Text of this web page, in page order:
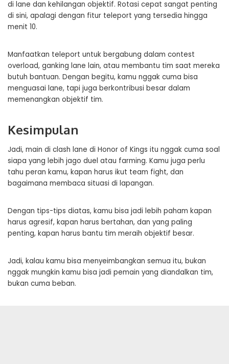
di lane dan kehilangan objektif. Rotasi cepat sangat penting
di sini, apalagi dengan fitur teleport yang tersedia hingga
menit 10.
Manfaatkan teleport untuk bergabung dalam contest
overload, ganking lane lain, atau membantu tim saat mereka
butuh bantuan. Dengan begitu, kamu nggak cuma bisa
menguasai lane, tapi juga berkontribusi besar dalam
memenangkan objektif tim.
Kesimpulan
Jadi, main di clash lane di Honor of Kings itu nggak cuma soal
siapa yang lebih jago duel atau farming. Kamu juga perlu
tahu peran kamu, kapan harus ikut team fight, dan
bagaimana membaca situasi di lapangan.
Dengan tips-tips diatas, kamu bisa jadi lebih paham kapan
harus agresif, kapan harus bertahan, dan yang paling
penting, kapan harus bantu tim meraih objektif besar.
Jadi, kalau kamu bisa menyeimbangkan semua itu, bukan
nggak mungkin kamu bisa jadi pemain yang diandalkan tim,
bukan cuma beban.